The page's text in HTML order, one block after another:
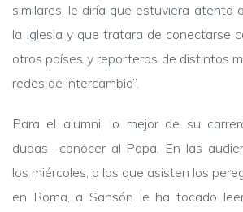
similares, le diría que estuviera atento
la Iglesia y que tratara de conectarse
otros países y reporteros de distintos
redes de intercambio”.
Para el alumni, lo mejor de su
dudas- conocer al Papa. En las
los miércoles, a las que asisten los
en Roma, a Sansón le ha tocado